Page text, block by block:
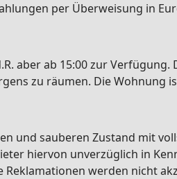
per Überweisung in
aber ab 15:00 zur
zu räumen. Die Wohnung
und sauberen Zustand mit
hiervon unverzüglich in
werden nicht